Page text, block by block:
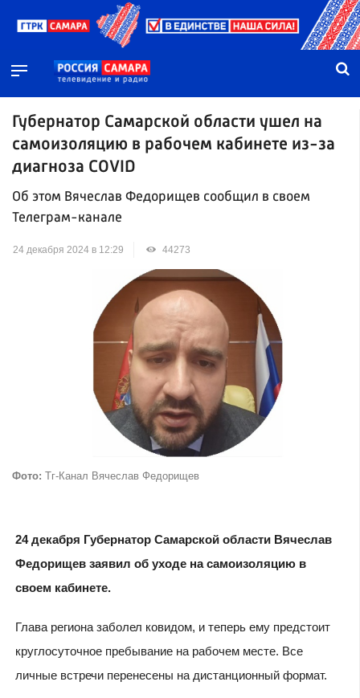
Губернатор Самарской области ушел на
самоизоляцию в рабочем кабинете из-за
диагноза COVID
Об этом Вячеслав Федорищев сообщил в своем
Телеграм-канале
24 декабря 2024 в 12:29 44273
Фото: Тг-Канал Вячеслав Федорищев
24 декабря Губернатор Самарской области Вячеслав
Федорищев заявил об уходе на самоизоляцию в
своем кабинете.
Глава региона заболел ковидом, и теперь ему предстоит
круглосуточное пребывание на рабочем месте. Все
личные встречи перенесены на дистанционный формат.